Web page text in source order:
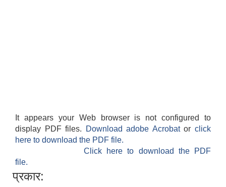
It appears your Web browser is not configured to
display PDF files.
Download adobe Acrobatorclick
here to download the PDF file.
Click here to download the PDF
file.
प्रकार: